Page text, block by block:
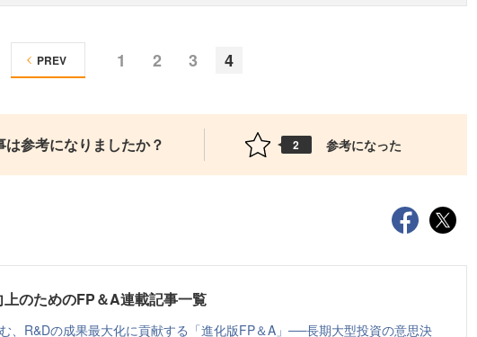
1 2 3 4
PREV
は参考になりましたか？ 2 参考になった
のためのFP＆A連載記事一覧
、R&Dの成果最大化に貢献する「進化版FP＆A」──長期大型投資の意思決